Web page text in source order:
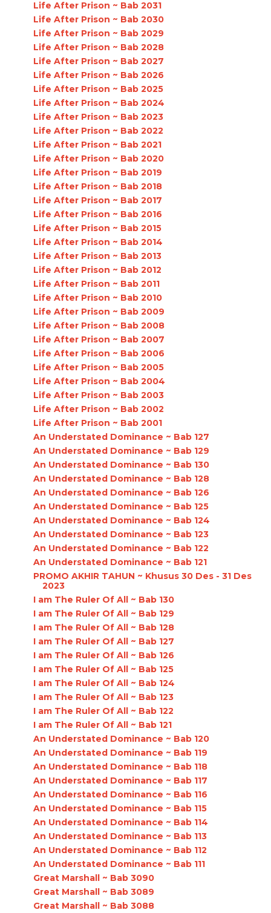
Life After Prison ~ Bab 2031
Life After Prison ~ Bab 2030
Life After Prison ~ Bab 2029
Life After Prison ~ Bab 2028
Life After Prison ~ Bab 2027
Life After Prison ~ Bab 2026
Life After Prison ~ Bab 2025
Life After Prison ~ Bab 2024
Life After Prison ~ Bab 2023
Life After Prison ~ Bab 2022
Life After Prison ~ Bab 2021
Life After Prison ~ Bab 2020
Life After Prison ~ Bab 2019
Life After Prison ~ Bab 2018
Life After Prison ~ Bab 2017
Life After Prison ~ Bab 2016
Life After Prison ~ Bab 2015
Life After Prison ~ Bab 2014
Life After Prison ~ Bab 2013
Life After Prison ~ Bab 2012
Life After Prison ~ Bab 2011
Life After Prison ~ Bab 2010
Life After Prison ~ Bab 2009
Life After Prison ~ Bab 2008
Life After Prison ~ Bab 2007
Life After Prison ~ Bab 2006
Life After Prison ~ Bab 2005
Life After Prison ~ Bab 2004
Life After Prison ~ Bab 2003
Life After Prison ~ Bab 2002
Life After Prison ~ Bab 2001
An Understated Dominance ~ Bab 127
An Understated Dominance ~ Bab 129
An Understated Dominance ~ Bab 130
An Understated Dominance ~ Bab 128
An Understated Dominance ~ Bab 126
An Understated Dominance ~ Bab 125
An Understated Dominance ~ Bab 124
An Understated Dominance ~ Bab 123
An Understated Dominance ~ Bab 122
An Understated Dominance ~ Bab 121
PROMO AKHIR TAHUN ~ Khusus 30 Des - 31 Des
2023
I am The Ruler Of All ~ Bab 130
I am The Ruler Of All ~ Bab 129
I am The Ruler Of All ~ Bab 128
I am The Ruler Of All ~ Bab 127
I am The Ruler Of All ~ Bab 126
I am The Ruler Of All ~ Bab 125
I am The Ruler Of All ~ Bab 124
I am The Ruler Of All ~ Bab 123
I am The Ruler Of All ~ Bab 122
I am The Ruler Of All ~ Bab 121
An Understated Dominance ~ Bab 120
An Understated Dominance ~ Bab 119
An Understated Dominance ~ Bab 118
An Understated Dominance ~ Bab 117
An Understated Dominance ~ Bab 116
An Understated Dominance ~ Bab 115
An Understated Dominance ~ Bab 114
An Understated Dominance ~ Bab 113
An Understated Dominance ~ Bab 112
An Understated Dominance ~ Bab 111
Great Marshall ~ Bab 3090
Great Marshall ~ Bab 3089
Great Marshall ~ Bab 3088